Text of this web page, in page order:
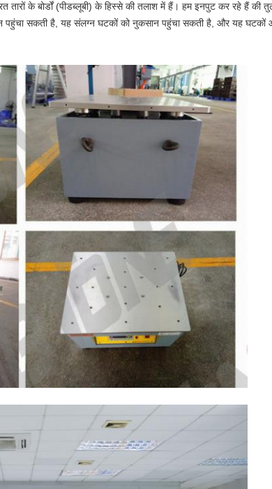
तारों के बोर्डों (पीडब्लूबी) के हिस्से की तलाश में हैं। हम इनपुट कर रहे हैं की
पहुंचा सकती है, यह संलग्न घटकों को नुकसान पहुंचा सकती है, और यह घटकों